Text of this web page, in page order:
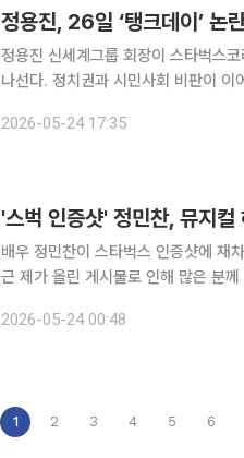
정용진, 26일 ‘탱크데이’ 논
정용진 신세계그룹 회장이 스타벅스
나선다. 정치권과 시민사회 비판이
조선팰리스에서 스타벅스코리아의 ‘
2026-05-24 17:35
'스벅 인증샷' 정민찬, 뮤지
배우 정민찬이 스타벅스 인증샷에 재차 고개 숙였다. 23일 정민찬은 자
근 제가 올린 게시물로 인해 많은 분
사회적 분위기와 관련된 상황들을 제
2026-05-24 00:48
1 2 3 4 5 6